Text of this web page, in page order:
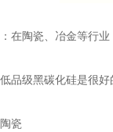
陶瓷、冶金等行业
级黑碳化硅是很好
瓷